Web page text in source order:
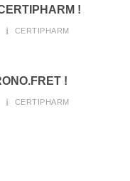
!
CERTIPHARM
!
CERTIPHARM